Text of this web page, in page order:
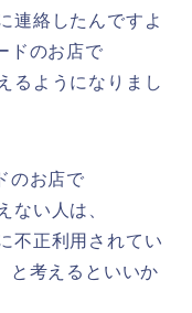
連絡したんですよ
ドのお店で
るようになりまし
のお店で
ない人は、
不正利用されてい
と考えるといいか